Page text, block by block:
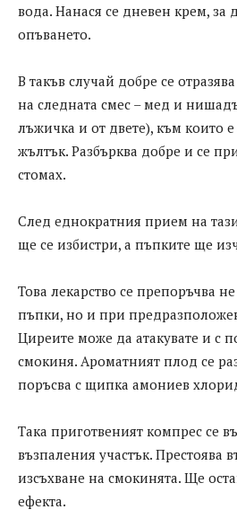
вода. Нанася се дневен крем, за
опъването.
В такъв случай добре се
на следната смес – мед и
лъжичка и от двете), към които
жълтък. Разбърква добре и се
стомах.
След еднократния прием на
ще се избистри, а пъпките ще
Това лекарство се препоръчва
пъпки, но и при
Циреите може да атакувате и с
смокиня. Ароматният плод се
поръсва с щипка амониев
Така приготвеният компрес се
възпаления участък. Престоява
изсъхване на смокинята. Ще
ефекта.